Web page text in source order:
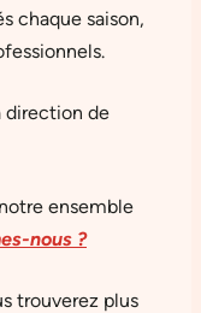
chaque saison,
direction de
ensemble
nous ?
trouverez plus